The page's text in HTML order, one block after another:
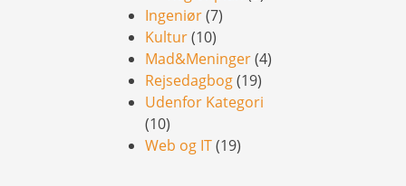
Ingeniør(7)
Kultur(10)
Mad&Meninger(4)
Rejsedagbog(19)
Udenfor Kategori
(10)
Web og IT(19)